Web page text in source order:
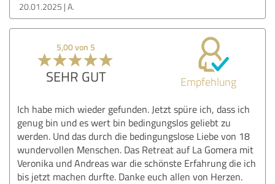
20.01.2025 A.
5,00 von 5
SEHR GUT Empfehlung
Ich habe mich wieder gefunden. Jetzt spüre ich, dass ich
genug bin und es wert bin bedingungslos geliebt zu
werden. Und das durch die bedingungslose Liebe von 18
wundervollen Menschen. Das Retreat auf La Gomera mit
Veronika und Andreas war die schönste Erfahrung die ich
bis jetzt machen durfte. Danke euch allen von Herzen.